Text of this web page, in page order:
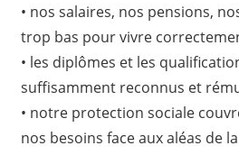
• nos salaires, nos pensions,
trop bas pour vivre
• les diplômes et les
suffisamment reconnus et
• notre protection sociale
nos besoins face aux aléas de